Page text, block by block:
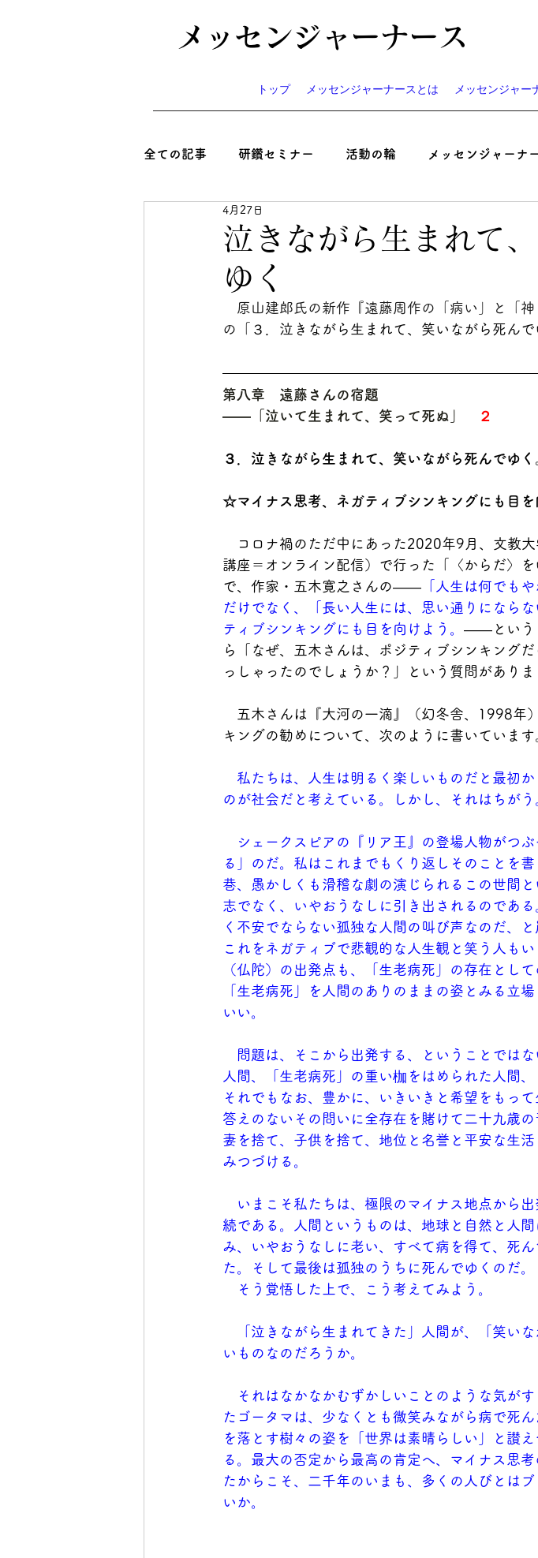
メッセンジャーナース
トップ メッセンジャーナースとは メッセンジャー
全ての記事 研鑽セミナー 活動の輪 メッセンジャーナ
心と絆といのち
お知らせ
泣きながら生まれて
ゆく
4月27日
原山建郎氏の新作『遠藤周作の「病い」と「
の「
３． 泣きながら生まれて、笑いながら死んで
第八章　遠藤さんの宿題
――「泣いて生まれて、笑って死ぬ」
２
３． 泣きながら生まれて、笑いながら死んでゆく
☆マイナス思考、ネガティブシンキングにも目
コロナ禍のただ中にあった2020年9月、文教
講座＝オンライン配信）で行った「〈からだ〉
で、作家・五木寛之さんの―― 「人生は何でも
だけでなく、「長い人生には、思い通りになら
ティブシンキングにも目を向けよう。 ――という
ら「なぜ、五木さんは、ポジティブシンキング
っしゃったのでしょうか？」という質問がありま
五木さんは『大河の一滴』（幻冬舎、1998年
キングの勧めについて、次のように書いています
私たちは、人生は明るく楽しいものだと最初
のが社会だと考えている。しかし、それはちがう
シェークスピアの『リア王』の登場人物がつぶ
る」のだ。私はこれまでもくり返しそのことを
巷、愚かしくも滑稽な劇の演じられるこの世間
志でなく、いやおうなしに引き出されるのであ
く不安でならない孤独な人間の叫び声なのだ、
これをネガティブで悲観的な人生観と笑う人も
（仏陀）の出発点も、「生老病死」の存在とし
「生老病死」を人間のありのままの姿とみる立
いい。
問題は、そこから出発する、ということではな
人間、「生老病死」の重い枷をはめられた人間
それでもなお、豊かに、いきいきと希望をもっ
答えのないその問いに全存在を賭けて二十九歳
妻を捨て、子供を捨て、地位と名誉と平安な生
みつづける。
いまこそ私たちは、極限のマイナス地点から
続である。人間というものは、地球と自然と人
み、いやおうなしに老い、すべて病を得て、死
た。そして最後は孤独のうちに死んでゆくのだ。
そう覚悟した上で、こう考えてみよう。
「泣きながら生まれてきた」人間が、「笑い
いものなのだろうか。
それはなかなかむずかしいことのような気が
たゴータマは、少なくとも微笑みながら病で死
を落とす樹々の姿を「世界は素晴らしい」と讃
る。最大の否定から最高の肯定へ、マイナス思
たからこそ、二千年のいまも、多くの人びとは
いか。